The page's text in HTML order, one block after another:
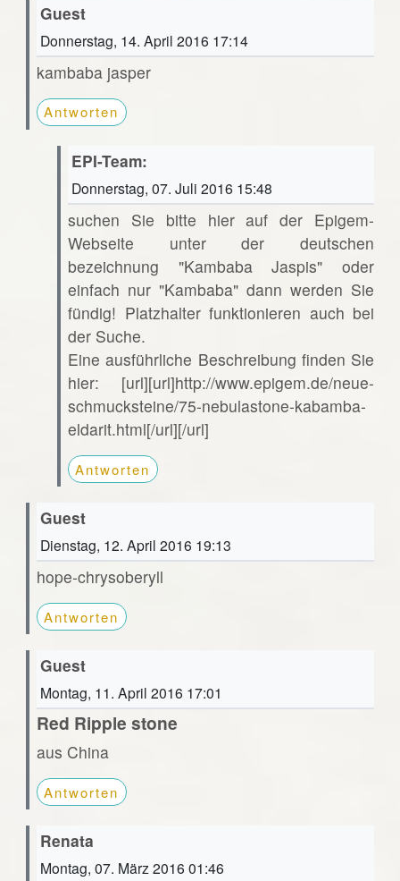
Guest
Donnerstag, 14. April 2016 17:14
kambaba jasper
Antworten
EPI-Team:
Donnerstag, 07. Juli 2016 15:48
suchen Sie bitte hier auf der Epigem-
Webseite unter der deutschen
bezeichnung "Kambaba Jaspis" oder
einfach nur "Kambaba" dann werden Sie
fündig! Platzhalter funktionieren auch bei
der Suche.
Eine ausführliche Beschreibung finden Sie
hier: [url][url]http://www.epigem.de/neue-
schmucksteine/75-nebulastone-kabamba-
eldarit.html[/url][/url]
Antworten
Guest
Dienstag, 12. April 2016 19:13
hope-chrysoberyll
Antworten
Guest
Montag, 11. April 2016 17:01
Red Ripple stone
aus China
Antworten
Renata
Montag, 07. März 2016 01:46